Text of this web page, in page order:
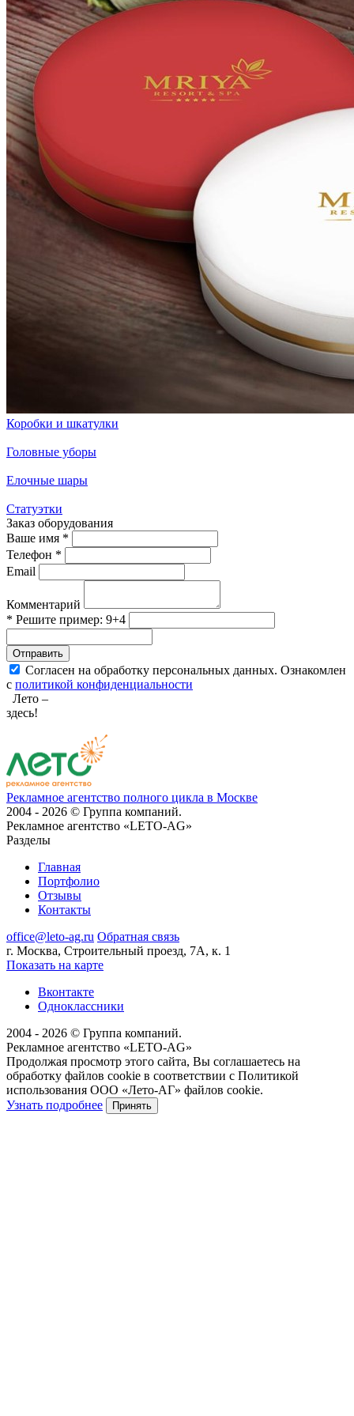
Коробки и шкатулки
Головные уборы
Елочные шары
Статуэтки
Заказ оборудования
Ваше имя *
Телефон *
Email
Комментарий
* Решите пример: 9+4
Отправить
Согласен на обработку персональных данных. Ознакомлен
с политикой конфиденциальности
Лето –
здесь!
Рекламное агентство полного цикла в Москве
2004 - 2026 © Группа компаний.
Рекламное агентство «LETO-AG»
Разделы
Главная
Портфолио
Отзывы
Контакты
office@leto-ag.ru Обратная связь
г. Москва, Строительный проезд, 7А, к. 1
Показать на карте
Вконтакте
Одноклассники
2004 - 2026 © Группа компаний.
Рекламное агентство «LETO-AG»
Продолжая просмотр этого сайта, Вы соглашаетесь на
обработку файлов cookie в соответствии с Политикой
использования ООО «Лето-АГ» файлов cookie.
Узнать подробнее
Принять